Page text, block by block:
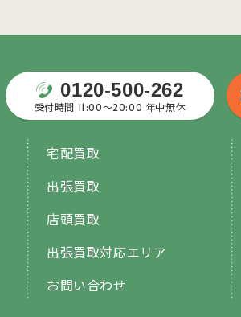
宅配買取
出張買取
店頭買取
出張買取対応エリア
お問い合わせ
0120-500-262
受付時間 11:00〜20:00 年中無休